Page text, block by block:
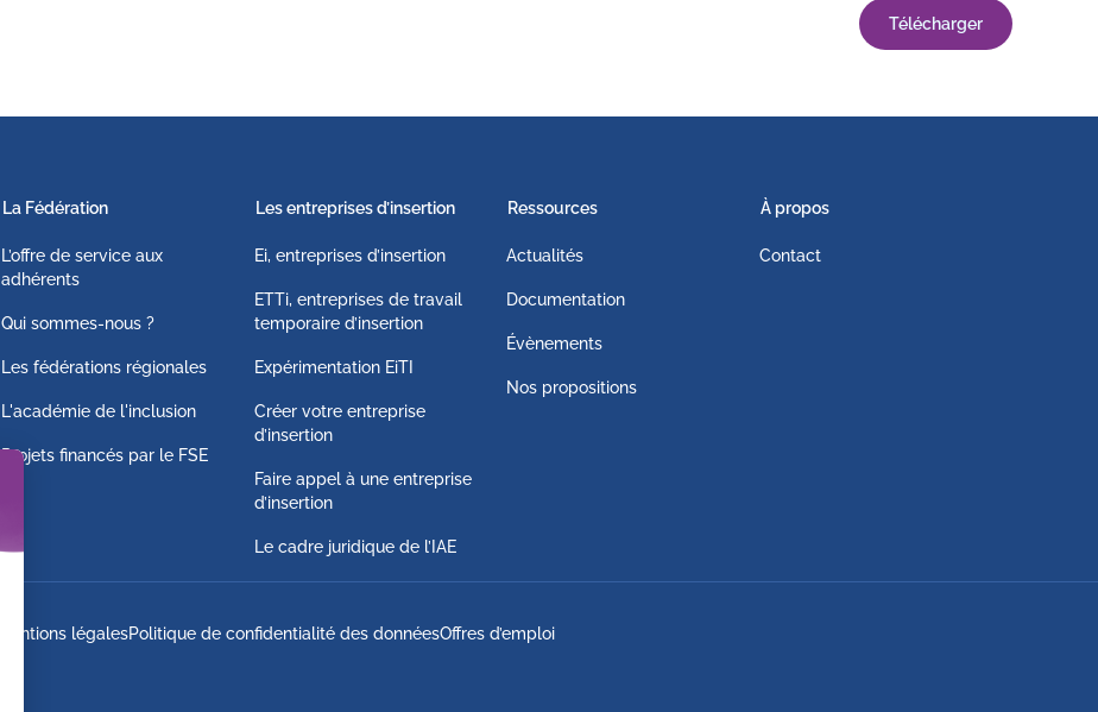
Télécharger
La Fédération
L’offre de service aux
adhérents
Qui sommes-nous ?
Les fédérations régionales
L'académie de l'inclusion
Projets financés par le FSE
Les entreprises d’insertion
Ei, entreprises d’insertion
ETTi, entreprises de travail
temporaire d’insertion
Expérimentation EiTI
Créer votre entreprise
d’insertion
Faire appel à une entreprise
d’insertion
Le cadre juridique de l’IAE
Ressources
Actualités
Documentation
Évènements
Nos propositions
À propos
Contact
Mentions légalesPolitique de confidentialité des donnéesOffres d’emploi